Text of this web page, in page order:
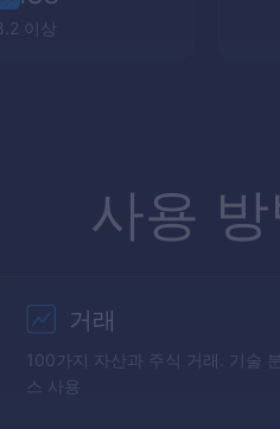
이상
사용 방
거래
100가지 자산과 주식 거래. 기술
스 사용